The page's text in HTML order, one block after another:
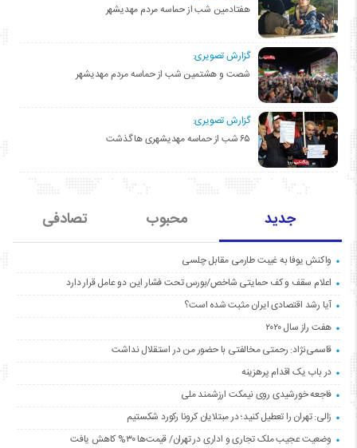
هفتادمین شب از حماسه مردم مهدیشهر
گزارش تصویری:
شصت و هشتمین شب از حماسه مردم مهدیشهر
گزارش تصویری:
۶۵ شب از حماسه مهدیشهری ها گذشت
جدید محبوب تصادفی
واکنش یوفا به غیبت طارمی مقابل چلسی
اعلام سقف و کف حمایتی شاخص/بورس تحت فشار این دو عامل قرار دارد
آیا رشد اقتصادی ایران مثبت شده است؟
هفت راز سال ۲۰۲۰
قاسمی‌نژاد: رحمتی مخالفتی با حضور من در استقلال نداشت
در باب یک اقدام پرهزینه
فاجعه خورشیدی روی نیمکت ارزشمند ملی
زالی: تهران را تعطیل کنید؛ در مبتلایان کرونا رکورد شکستیم
وضعیت عجیب ملک تجاری و اداری در تهران/ قیمت‌ها ۳۰% کاهش یافت